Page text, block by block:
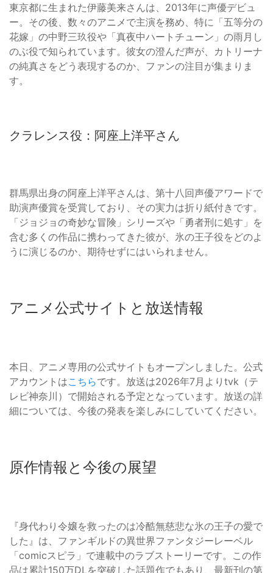
東京都に生まれた伊藤美来さんは、2013年に声優デビュ
ー。その後、数々のアニメで主演を務め、特に「五等分の
花嫁」の中野三玖役や「真夜中ハートチューン」の雨月し
のぶ役で知られています。彼女の澄んだ声が、カトリーナ
の純真さをどう表現するのか、ファンの注目が集まりま
す。
クラレンス役：阿座上洋平さん
群馬県出身の阿座上洋平さんは、第十八回声優アワードで
助演声優賞を受賞しており、その実力は折り紙付きです。
「ジョジョの奇妙な冒険」シリーズや「勇者刑に処す」を
含む多くの作品に携わってきた彼が、氷の王子役をどのよ
うに演じるのか、期待せずにはいられません。
アニメ公式サイトと放送情報
本日、アニメ専用の公式サイトもオープンしました。公式
アカウントはこちらです。放送は2026年7月よりtvk（テ
レビ神奈川）で開始される予定となっています。放送の詳
細については、今後の発表を楽しみにしていてください。
原作情報と今後の展望
『身代わり令嬢を救ったのは冷酷無慈悲な氷の王子の愛で
した』は、ファンギルドの異世界ファンタジーレーベル
「comicスピラ」で連載中のラブストーリーです。この作
品は累計150万DLを突破した話題作でもあり、最新刊の第